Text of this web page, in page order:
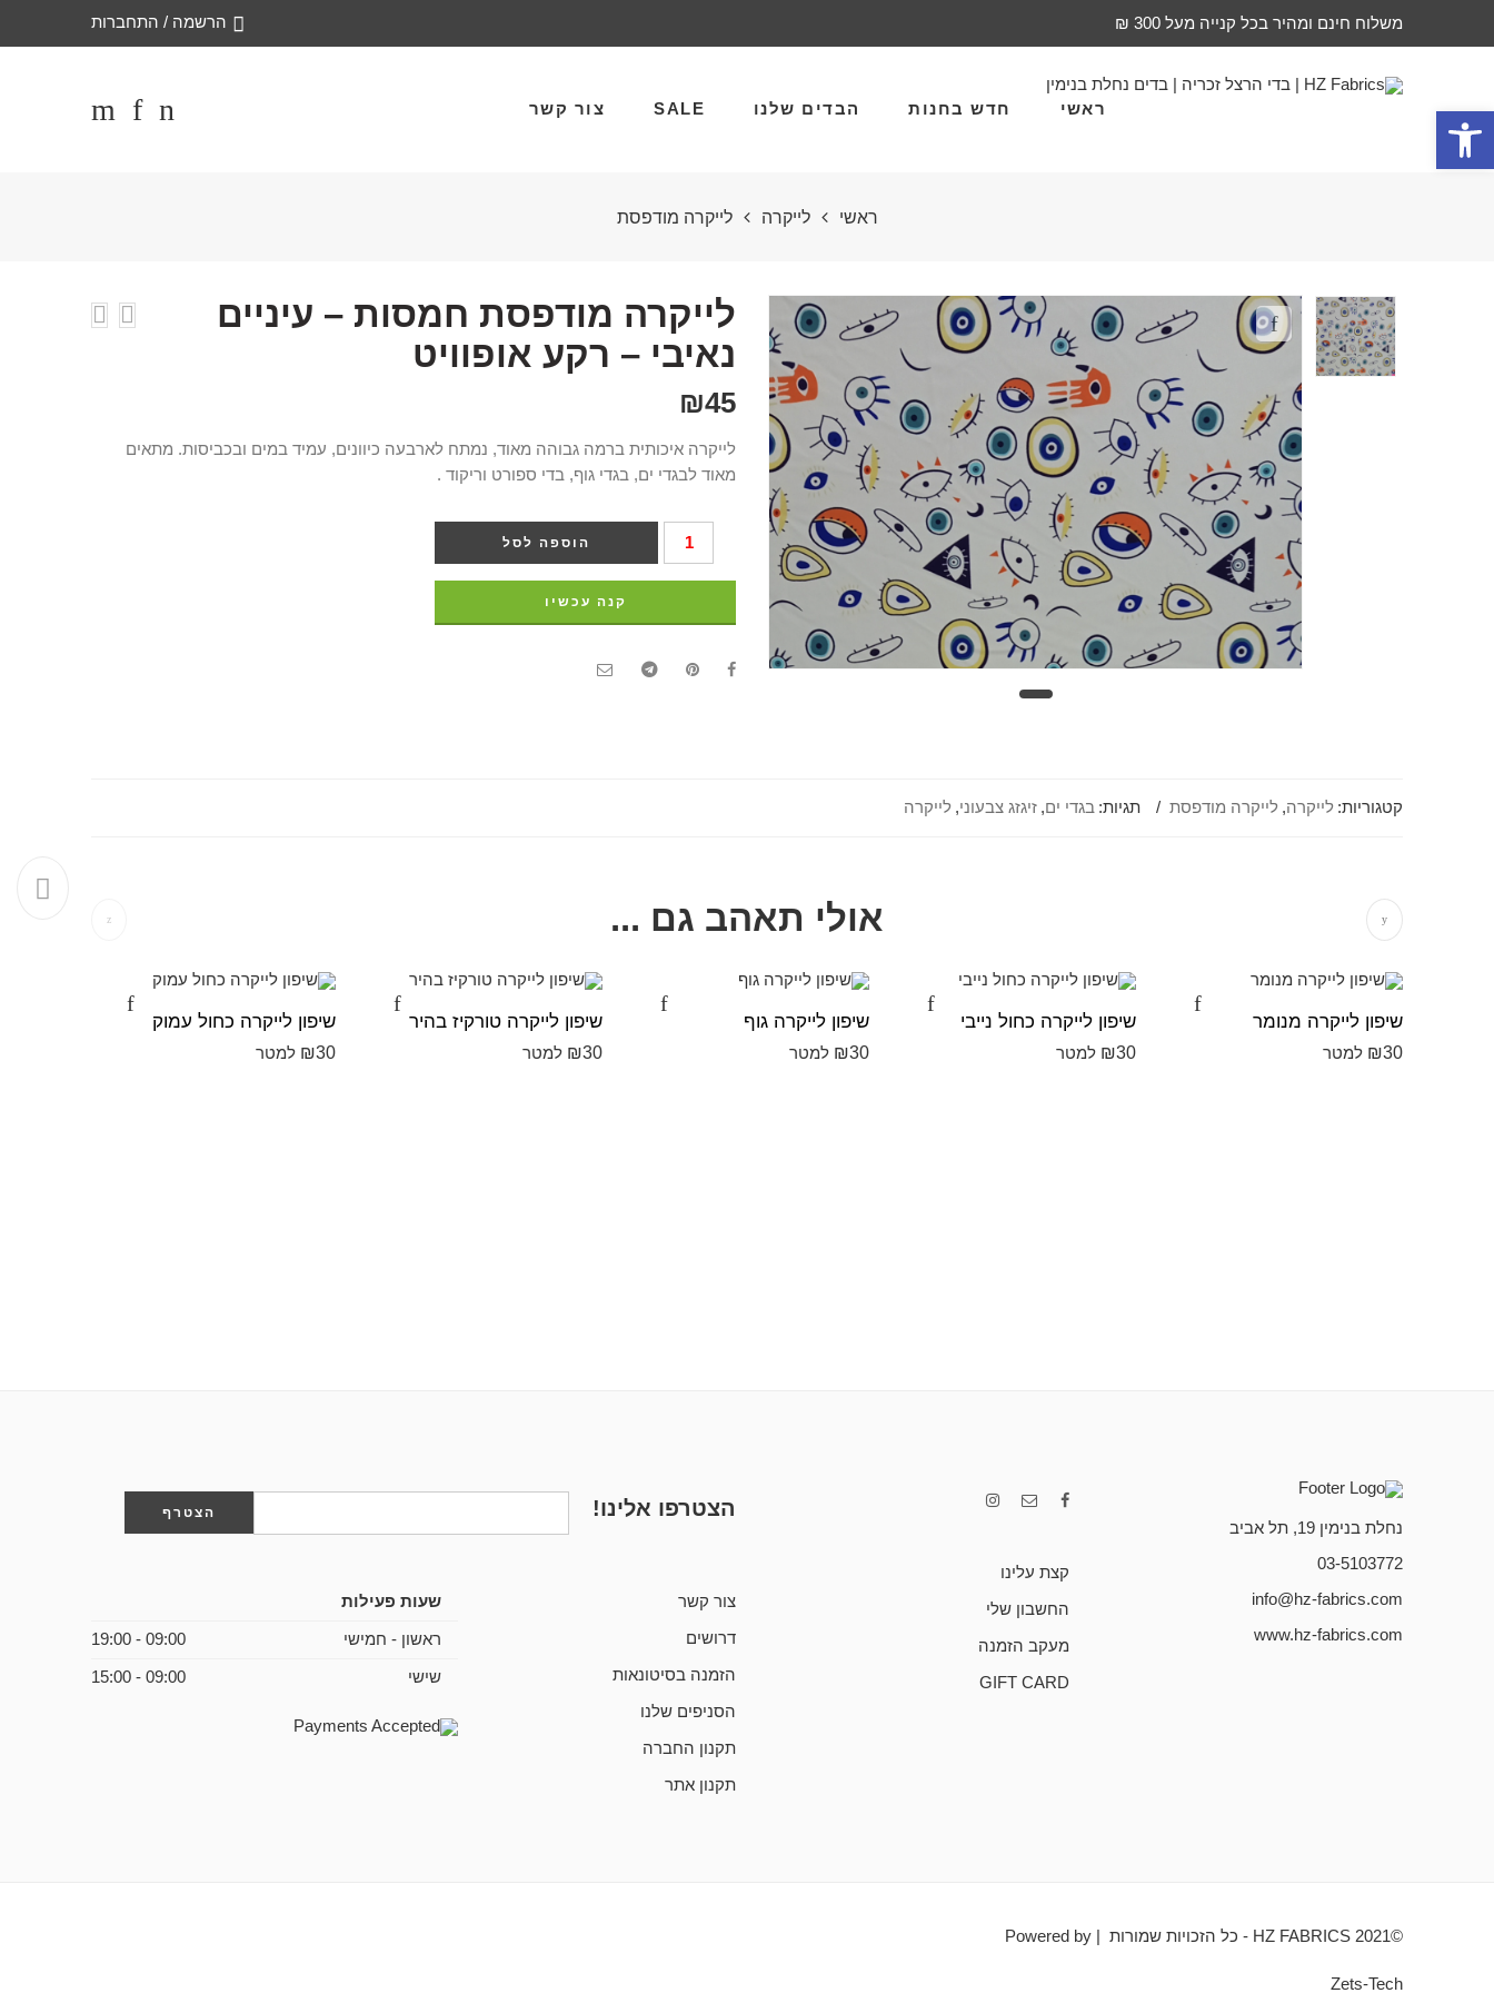
פתח סרגל נגישות
משלוח חינם ומהיר בכל קנייה מעל 300 ₪ הרשמה / התחברות
ראשי חדש בחנות הבדים שלנו SALE צור קשר
ראשי לייקרה לייקרה מודפסת
נאיבי – רקע אופוויט⁩
₪45
לייקרה איכותית ברמה גבוהה מאוד, נמתח לארבעה כיוונים, עמיד במים ובכביסות. מתאים
מאוד לבגדי ים, בגדי גוף, בדי ספורט וריקוד .
הוספה לסל
קנה עכשיו
קטגוריות: לייקרה, לייקרה מודפסת תגיות: בגדי ים, זיגזג צבעוני, לייקרה
אולי תאהב גם ...
שיפון לייקרה מנומר
₪30 למטר
שיפון לייקרה כחול נייבי
₪30 למטר
שיפון לייקרה גוף
₪30 למטר
שיפון לייקרה טורקיז בהיר
₪30 למטר
שיפון לייקרה כחול עמוק
₪30 למטר
נחלת בנימין 19, תל אביב
03-5103772
info@hz-fabrics.com
www.hz-fabrics.com
קצת עלינו
החשבון שלי
מעקב הזמנה
GIFT CARD
הצטרפו אלינו!
צור קשר
דרושים
הזמנה בסיטונאות
הסניפים שלנו
תקנון החברה
תקנון אתר
שעות פעילות
ראשון - חמישי 09:00 - 19:00
שישי 09:00 - 15:00
©HZ FABRICS 2021 - כל הזכויות שמורות | Powered by
Zets-Tech